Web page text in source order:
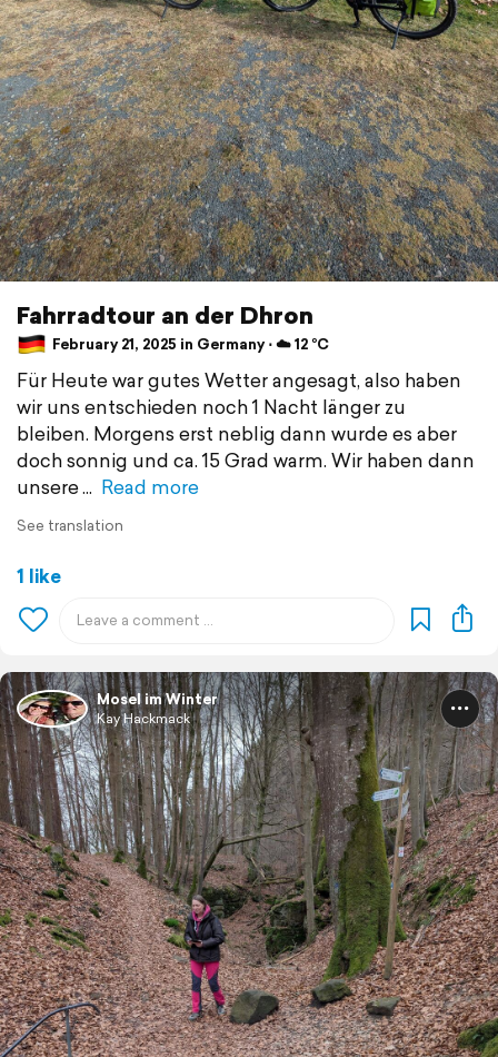
Fahrradtour an der Dhron
February 21, 2025 in Germany ⋅ ☁️ 12 °C
Für Heute war gutes Wetter angesagt, also haben
wir uns entschieden noch 1 Nacht länger zu
bleiben. Morgens erst neblig dann wurde es aber
doch sonnig und ca. 15 Grad warm. Wir haben dann
unsere
Read more
See translation
1 like
Mosel im Winter
Kay Hackmack